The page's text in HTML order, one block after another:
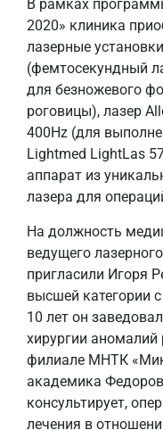
В рамках
2020» клиника
лазерные
(фемтосекундный
для безножевого
роговицы), лазер
400Hz (для
Lightmed LightLas
аппарат из
лазера для
На должность
ведущего
пригласили Игоря
высшей категории
10 лет он
хирургии
филиале МНТК
академика
консультирует,
лечения в